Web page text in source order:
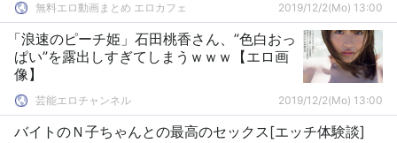
無料エロ動画まとめ エロカフェ 2019/12/2(Mo) 13:00
「浪速のピーチ姫」石田桃香さん、”色白おっ
ぱい”を露出しすぎてしまうｗｗｗ【エロ画
像】
芸能エロチャンネル 2019/12/2(Mo) 13:00
バイトのＮ子ちゃんとの最高のセックス[エッチ体験談]